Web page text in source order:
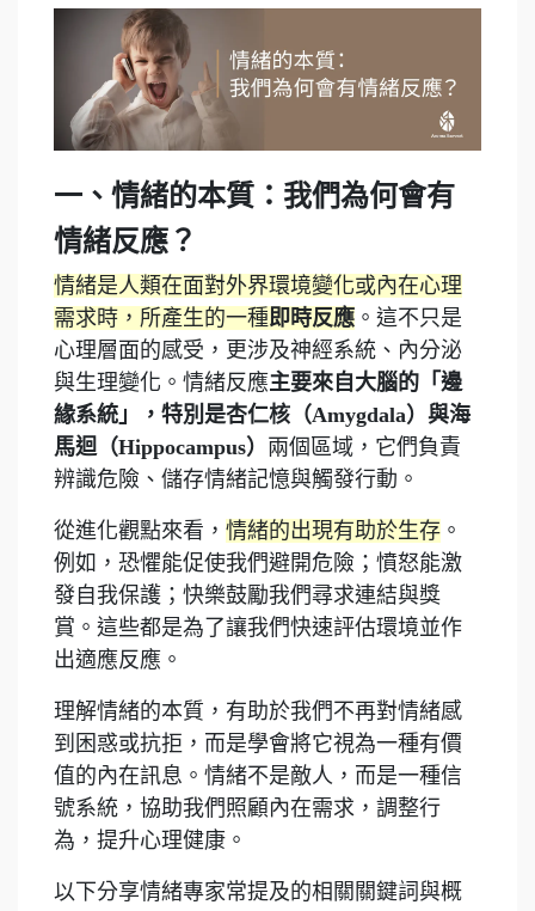
一、情緒的本質：我們為何會有
情緒反應？
情緒是人類在面對外界環境變化或內在心理
需求時，所產生的一種即時反應 。這不只是
心理層面的感受，更涉及神經系統、內分泌
與生理變化。情緒反應主要來自大腦的「邊
緣系統」，特別是杏仁核（Amygdala）與海
馬迴（Hippocampus） 兩個區域，它們負責
辨識危險、儲存情緒記憶與觸發行動。
從進化觀點來看， 情緒的出現有助於生存 。
例如，恐懼能促使我們避開危險；憤怒能激
發自我保護；快樂鼓勵我們尋求連結與獎
賞。這些都是為了讓我們快速評估環境並作
出適應反應。
理解情緒的本質，有助於我們不再對情緒感
到困惑或抗拒，而是學會將它視為一種有價
值的內在訊息。情緒不是敵人，而是一種信
號系統，協助我們照顧內在需求，調整行
為，提升心理健康。
以下分享情緒專家常提及的相關關鍵詞與概